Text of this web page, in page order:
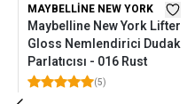
MAYBELLINE NEW YORK
Maybelline New York Lifter
Gloss Nemlendirici Dudak
Parlatıcısı - 016 Rust
(5)